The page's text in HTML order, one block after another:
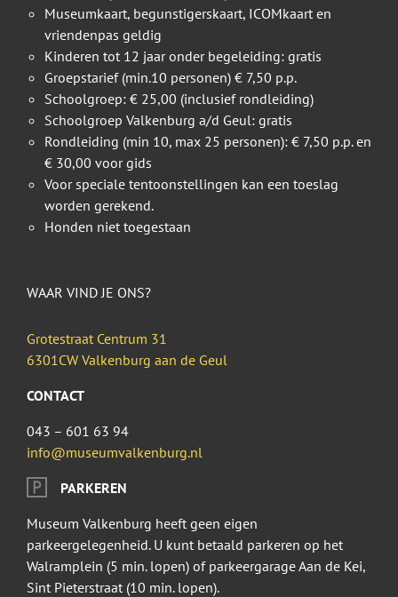
Museumkaart, begunstigerskaart, ICOMkaart en
vriendenpas geldig
Kinderen tot 12 jaar onder begeleiding: gratis
Groepstarief (min.10 personen) € 7,50 p.p.
Schoolgroep: € 25,00 (inclusief rondleiding)
Schoolgroep Valkenburg a/d Geul: gratis
Rondleiding (min 10, max 25 personen): € 7,50 p.p. en
€ 30,00 voor gids
Voor speciale tentoonstellingen kan een toeslag
worden gerekend.
Honden niet toegestaan
WAAR VIND JE ONS?
Grotestraat Centrum 31
6301CW Valkenburg aan de Geul
CONTACT
043 – 601 63 94
info@museumvalkenburg.nl
PARKEREN
Museum Valkenburg heeft geen eigen
parkeergelegenheid. U kunt betaald parkeren op het
Walramplein (5 min. lopen) of parkeergarage Aan de Kei,
Sint Pieterstraat (10 min. lopen).